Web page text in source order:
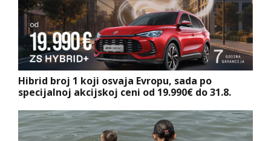
Hibrid broj 1 koji osvaja Evropu, sada po
specijalnoj akcijskoj ceni od 19.990€ do 31.8.